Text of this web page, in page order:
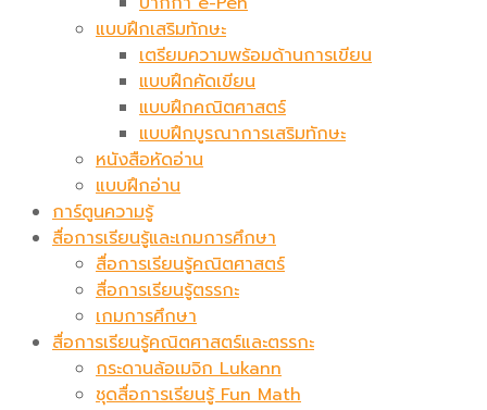
แบบฝึกเสริมทักษะ
เตรียมความพร้อมด้านการเขียน
แบบฝึกคัดเขียน
แบบฝึกคณิตศาสตร์
แบบฝึกบูรณาการเสริมทักษะ
หนังสือหัดอ่าน
แบบฝึกอ่าน
การ์ตูนความรู้
สื่อการเรียนรู้และเกมการศึกษา
สื่อการเรียนรู้คณิตศาสตร์
สื่อการเรียนรู้ตรรกะ
เกมการศึกษา
สื่อการเรียนรู้คณิตศาสตร์และตรรกะ
กระดานล้อเมจิก​ Lukann
ชุดสื่อการเรียนรู้ Fun Math